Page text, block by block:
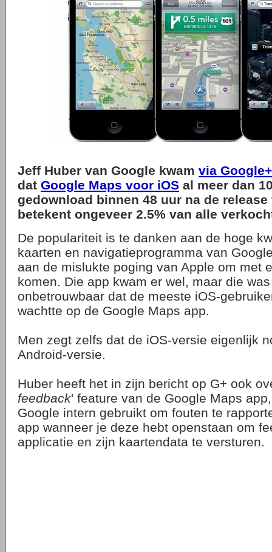
Jeff Huber van Google kwam via Google+
dat Google Maps voor iOS al meer dan
gedownload binnen 48 uur na de release
betekent ongeveer 2.5% van alle
De populariteit is te danken aan de hoge
kaarten en navigatieprogramma van
aan de mislukte poging van Apple om met
komen. Die app kwam er wel, maar die
onbetrouwbaar dat de meeste iOS-
wachtte op de Google Maps app.
Men zegt zelfs dat de iOS-versie eigenlijk
Android-versie.
Huber heeft het in zijn bericht op G+ ook
feedback' feature van de Google Maps
Google intern gebruikt om fouten te
app wanneer je deze hebt openstaan om
applicatie en zijn kaartendata te versturen.